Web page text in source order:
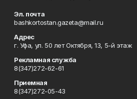
Эл. почта
bashkortostan.gazeta@mail.ru
Адрес
г. Уфа, ул. 50 лет Октября, 13, 5-й этаж
Рекламная служба
8(347)272-62-61
Приемная
8(347)272-05-43